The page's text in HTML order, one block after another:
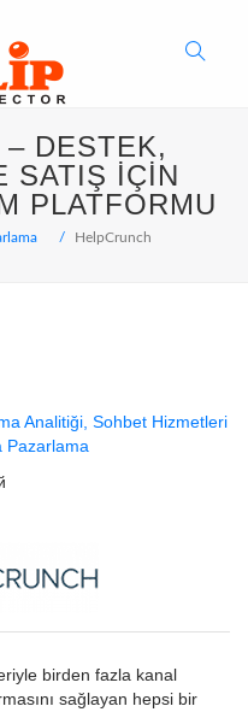
Search
– DESTEK,
SATIŞ IÇIN
PLATFORMU
HelpCrunch
Analitiği Sohbet Hizmetleri
Pazarlama
birden fazla kanal
sağlayan hepsi bir